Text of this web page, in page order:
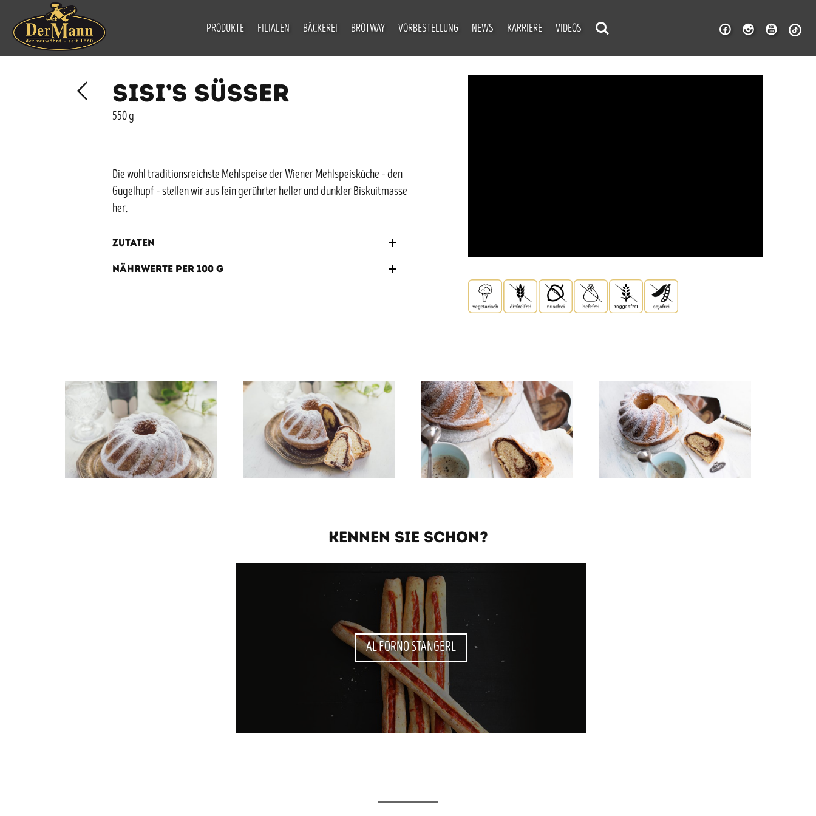
PRODUKTE FILIALEN BÄCKEREI BROTWAY VORBESTELLUNG NEWS KARRIERE VIDEOS
SISI’S SÜSSER
550 g
Die wohl traditionsreichste Mehlspeise der Wiener Mehlspeisküche – den
Gugelhupf – stellen wir aus fein gerührter heller und dunkler Biskuitmasse
her.
Zutaten
Nährwerte per 100 g
KENNEN SIE SCHON?
AL FORNO STANGERL